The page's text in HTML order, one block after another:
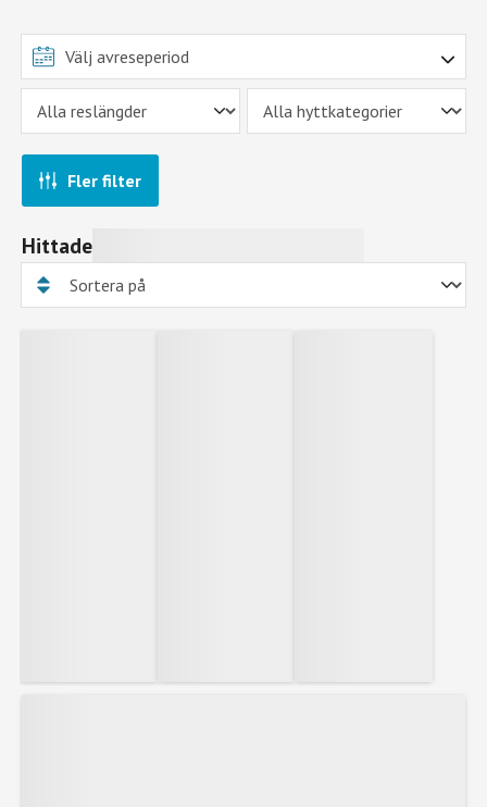
Fler filter
Hittade